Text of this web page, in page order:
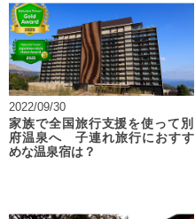
2022/09/30
家族で全国旅行支援を使って別
府温泉へ 子連れ旅行におすす
めな温泉宿は？